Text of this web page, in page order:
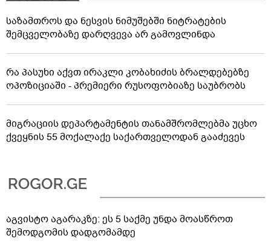
საზამთროს და ნესვის ნიმუშებში ნიტრატების
შემცველობაზე დარღვევა არ გამოვლინდა
რა პასუხი აქვთ ირაკლი კობახიძის ბრალდებებზე
ოპოზიციაში - პრემიერი რუსოფობიაზე საუბრობს
მიგრაციის დეპარტამენტის თანამშრომლებმა უცხო
ქვეყნის 55 მოქალაქე საქართველოდან გააძევეს
აგვისტო აგარაკზე: ეს 5 საქმე უნდა მოასწროთ
შემოდგომის დადგომამდე